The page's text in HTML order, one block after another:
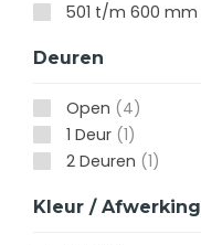
501 t/m 600 mm
Deuren
Open (4)
1 Deur (1)
2 Deuren (1)
Kleur / Afwerking